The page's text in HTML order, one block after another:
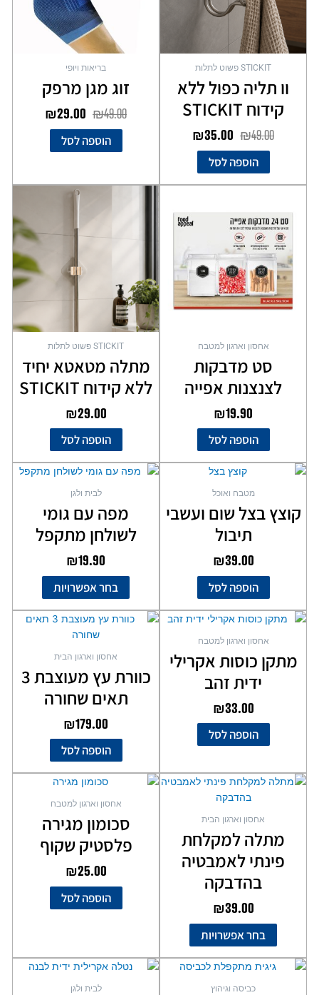
STICKIT פשוט לתלות
וו תליה כפול ללא
קידוח STICKIT
₪49.00
₪35.00
הוספה לסל
בריאות ויופי
זוג מגן מרפק
₪49.00
₪29.00
הוספה לסל
אחסון וארגון למטבח
סט מדבקות
לצנצנות אפייה
₪19.90
הוספה לסל
STICKIT פשוט לתלות
מתלה מטאטא יחיד
ללא קידוח STICKIT
₪29.00
הוספה לסל
מטבח ואוכל
קוצץ בצל שום ועשבי
תיבול
₪39.00
הוספה לסל
לבית ולגן
מפה עם גומי
לשולחן מתקפל
₪19.90
בחר אפשרויות
למוצר
סוגים.
את
בעמוד
אחסון וארגון למטבח
מתקן כוסות אקרילי
ידית זהב
₪33.00
הוספה לסל
אחסון וארגון הבית
כוורת עץ מעוצבת 3
תאים שחורה
₪179.00
הוספה לסל
אחסון וארגון הבית
מתלה למקלחת
פינתי לאמבטיה
בהדבקה
₪39.00
בחר אפשרויות
למוצר
סוגים.
ניתן
בעמוד
אחסון וארגון למטבח
סכומון מגירה
פלסטיק שקוף
₪25.00
הוספה לסל
כביסה וגיהוץ לבית ולגן